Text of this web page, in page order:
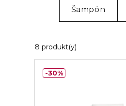
Šampón
8 produkt(y)
30%